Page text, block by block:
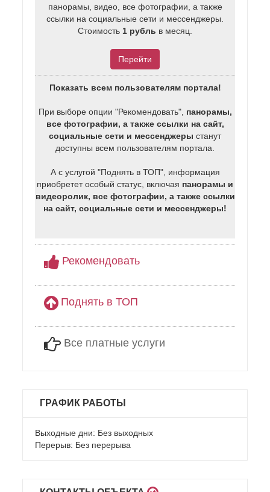
панорамы, видео, все фотографии, а также
ссылки на социальные сети и мессенджеры.
Стоимость 1 рубль в месяц.
Перейти
Показать всем пользователям портала!
При выборе опции "Рекомендовать", панорамы,
все фотографии, а также ссылки на сайт,
социальные сети и мессенджеры станут
доступны всем пользователям портала.
А с услугой "Поднять в ТОП", информация
приобретет особый статус, включая панорамы и
видеоролик, все фотографии, а также ссылки
на сайт, социальные сети и мессенджеры!
Рекомендовать
Поднять в ТОП
Все платные услуги
ГРАФИК РАБОТЫ
Выходные дни: Без выходных
Перерыв: Без перерыва